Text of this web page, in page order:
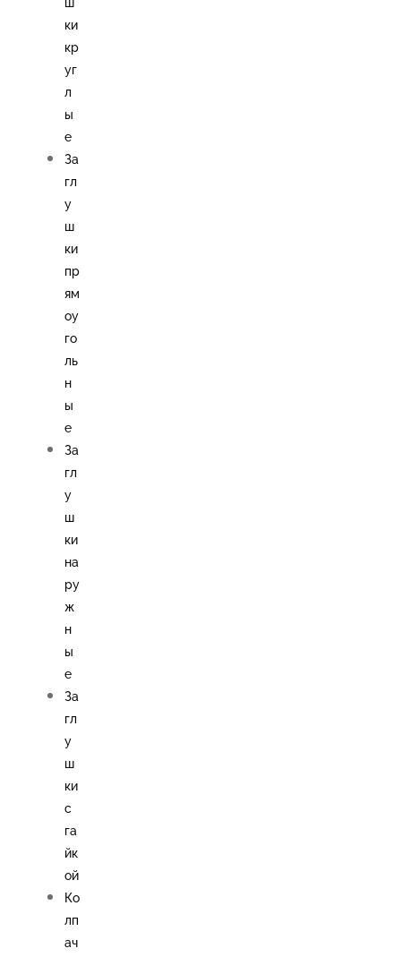
ш
ки
кр
уг
л
ы
е
За
гл
у
ш
ки
пр
ям
оу
го
ль
н
ы
е
За
гл
у
ш
ки
на
ру
ж
н
ы
е
За
гл
у
ш
ки
с
га
йк
ой
Ко
лп
ач